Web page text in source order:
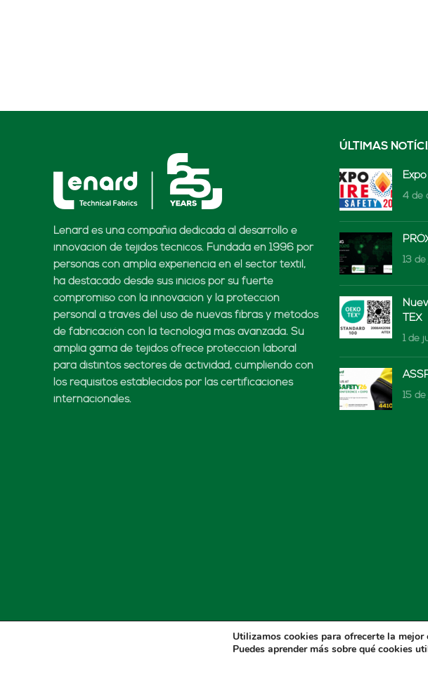
Lenard es una compañía dedicada al desarrollo e
innovación de tejidos técnicos. Fundada en 1996 por
personas con amplia experiencia en el sector textil,
ha destacado desde sus inicios por su fuerte
compromiso con la innovación y la protección
personal a través del uso de nuevas fibras y métodos
de fabricación con la tecnología más avanzada. Su
amplia gama de tejidos ofrece protección laboral
para distintos sectores de actividad, cumpliendo con
los requisitos establecidos por las certificaciones
internacionales.
ÚLTIMAS
4 de
13
TEX
1 de
15
Utilizamos cookies para ofrecerte la mejor
Puedes aprender más sobre qué cookies